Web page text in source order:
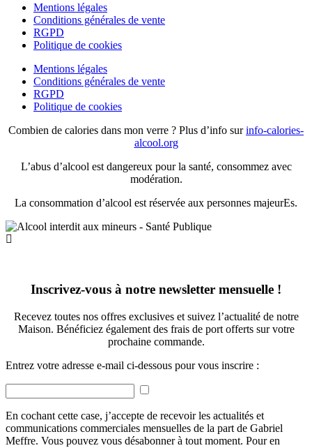
Mentions légales
Conditions générales de vente
RGPD
Politique de cookies
Mentions légales
Conditions générales de vente
RGPD
Politique de cookies
Combien de calories dans mon verre ? Plus d’info surinfo-calories-
alcool.org
L’abus d’alcool est dangereux pour la santé, consommez avec
modération.
La consommation d’alcool est réservée aux personnes majeurEs.
Inscrivez-vous à notre newsletter mensuelle !
Recevez toutes nos offres exclusives et suivez l’actualité de notre
Maison. Bénéficiez également des frais de port offerts sur votre
prochaine commande.
Entrez votre adresse e-mail ci-dessous pour vous inscrire :
En cochant cette case, j’accepte de recevoir les actualités et
communications commerciales mensuelles de la part de Gabriel
Meffre. Vous pouvez vous désabonner à tout moment. Pour en